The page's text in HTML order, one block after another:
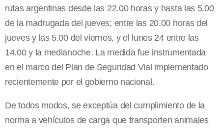
rutas argentinas desde las 22.00 horas y hasta las 5.00
de la madrugada del jueves; entre las 20.00 horas del
jueves y las 5.00 del viernes, y el lunes 24 entre las
14.00 y la medianoche. La medida fue instrumentada
en el marco del Plan de Seguridad Vial implementado
recientemente por el gobierno nacional.
De todos modos, se exceptúa del cumplimiento de la
norma a vehículos de carga que transporten animales